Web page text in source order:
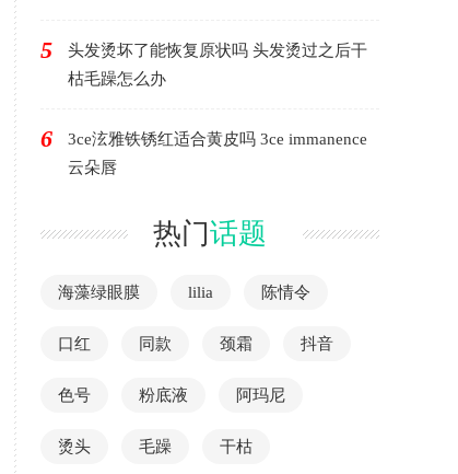
5
头发烫坏了能恢复原状吗 头发烫过之后干
枯毛躁怎么办
6
3ce泫雅铁锈红适合黄皮吗 3ce immanence
云朵唇
热门话题
海藻绿眼膜 lilia 陈情令
口红 同款 颈霜 抖音
色号 粉底液 阿玛尼
烫头 毛躁 干枯